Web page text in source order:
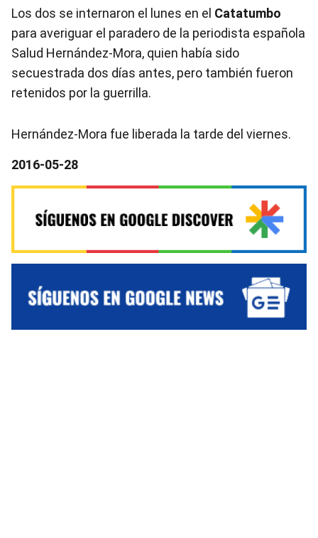
Los dos se internaron el lunes en el Catatumbo
para averiguar el paradero de la periodista española
Salud Hernández-Mora, quien había sido
secuestrada dos días antes, pero también fueron
retenidos por la guerrilla.
Hernández-Mora fue liberada la tarde del viernes.
2016-05-28